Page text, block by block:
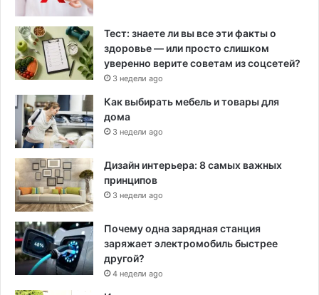
Тест: знаете ли вы все эти факты о
здоровье — или просто слишком
уверенно верите советам из соцсетей?
3 недели ago
Как выбирать мебель и товары для
дома
3 недели ago
Дизайн интерьера: 8 самых важных
принципов
3 недели ago
Почему одна зарядная станция
заряжает электромобиль быстрее
другой?
4 недели ago